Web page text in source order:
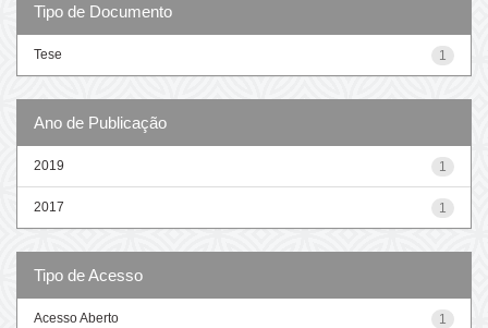
Tipo de Documento
1
Tese
Ano de Publicação
1
2019
1
2017
Tipo de Acesso
1
Acesso Aberto